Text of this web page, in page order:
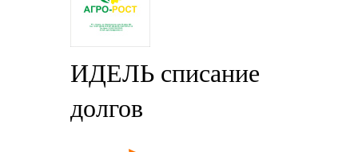
ИДЕЛЬ списание
долгов